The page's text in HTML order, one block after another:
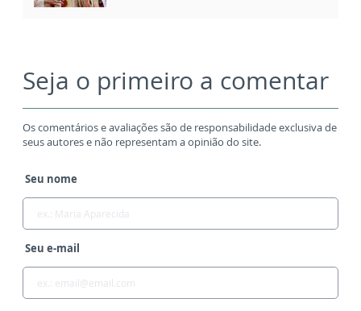
Seja o primeiro a comentar
Os comentários e avaliações são de responsabilidade exclusiva de
seus autores e não representam a opinião do site.
Seu nome
Seu e-mail